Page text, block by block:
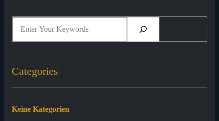
S
Categories
Keine Kategorien